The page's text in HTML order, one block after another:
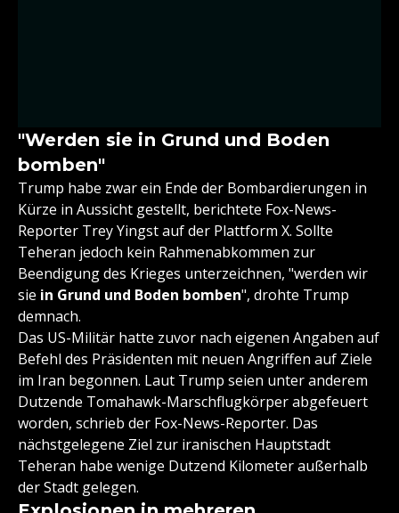
"Werden sie in Grund und Boden
bomben"
Trump habe zwar ein Ende der Bombardierungen in
Kürze in Aussicht gestellt, berichtete Fox-News-
Reporter Trey Yingst auf der Plattform X. Sollte
Teheran jedoch kein Rahmenabkommen zur
Beendigung des Krieges unterzeichnen, "werden wir
sie in Grund und Boden bomben", drohte Trump
demnach.
Das US-Militär hatte zuvor nach eigenen Angaben auf
Befehl des Präsidenten mit neuen Angriffen auf Ziele
im Iran begonnen. Laut Trump seien unter anderem
Dutzende Tomahawk-Marschflugkörper abgefeuert
worden, schrieb der Fox-News-Reporter. Das
nächstgelegene Ziel zur iranischen Hauptstadt
Teheran habe wenige Dutzend Kilometer außerhalb
der Stadt gelegen.